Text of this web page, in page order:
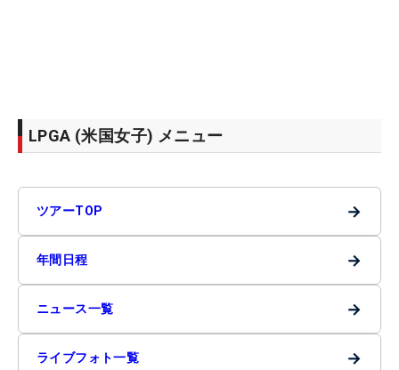
LPGA (米国女子) メニュー
ツアーTOP →
年間日程 →
ニュース一覧 →
ライブフォト一覧 →